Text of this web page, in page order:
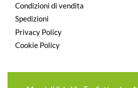
Condizioni di vendita
Spedizioni
Privacy Policy
Cookie Policy